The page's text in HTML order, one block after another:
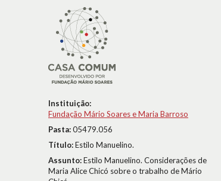
Instituição:
Fundação Mário Soares e Maria Barroso
Pasta:05479.056
Título:Estilo Manuelino.
Assunto:Estilo Manuelino. Considerações de
Maria Alice Chicó sobre o trabalho de Mário